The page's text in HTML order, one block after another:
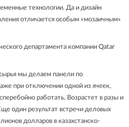
технологии. Да и дизайн
отличается особым «мозаичным»
департамента компании Qatar
мы делаем панели по
при отключении одной из ячеек,
работать. Возрастет в разы и
один результат встречи деловых
долларов в казахстанско-